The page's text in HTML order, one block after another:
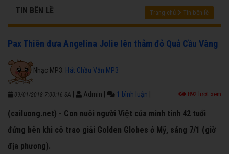
TIN BÊN LỀ Trang chủ Tin bên lề
Pax Thiên đưa Angelina Jolie lên thảm đỏ Quả Cầu Vàng
Nhạc MP3: Hát Chầu Văn MP3
09/01/2018 7:00:16 SA Admin 1 bình luận 892 lượt xem
(cailuong.net) - Con nuôi người Việt của minh tinh 42 tuổi
đứng bên khi cô trao giải Golden Globes ở Mỹ, sáng 7/1 (giờ
địa phương).